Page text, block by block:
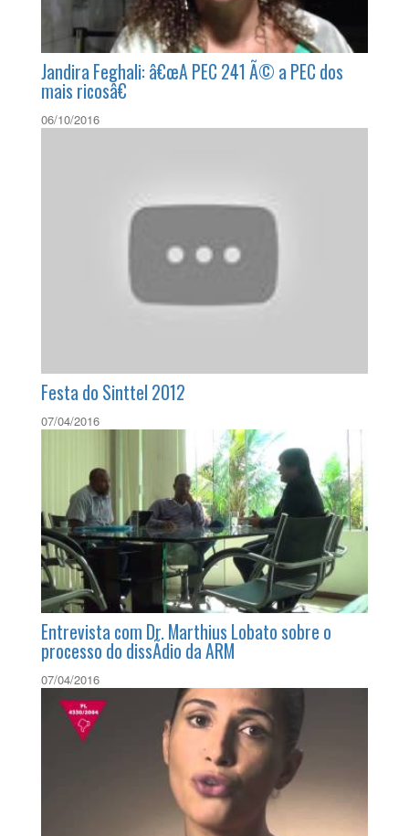
Jandira Feghali: â€œA PEC 241 Ã© a PEC dos
mais ricosâ€
06/10/2016
Festa do Sinttel 2012
07/04/2016
Entrevista com Dr. Marthius Lobato sobre o
processo do dissÃ­dio da ARM
07/04/2016